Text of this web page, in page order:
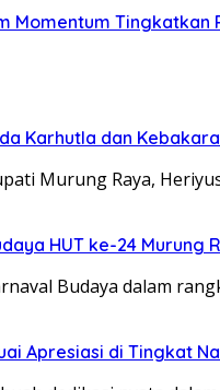
Momentum Tingkatkan
Karhutla dan
Murung Raya,
HUT ke-24 Murung
Budaya dalam
Apresiasi di Tingkat